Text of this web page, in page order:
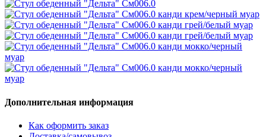
Дополнительная информация
Как оформить заказ